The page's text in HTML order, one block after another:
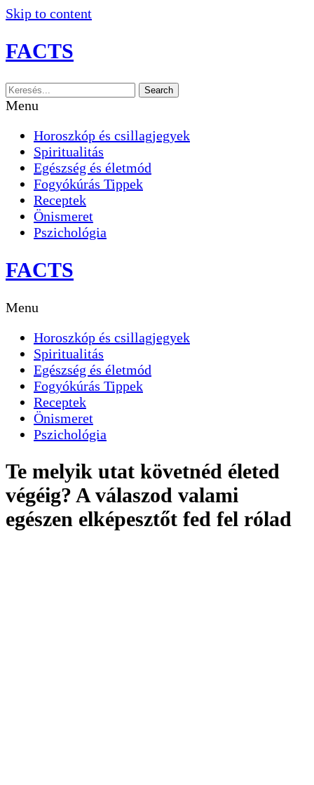
Skip to content
FACTS
Search
Menu
Horoszkóp és csillagjegyek
Spiritualitás
Egészség és életmód
Fogyókúrás Tippek
Receptek
Önismeret
Pszichológia
FACTS
Menu
Horoszkóp és csillagjegyek
Spiritualitás
Egészség és életmód
Fogyókúrás Tippek
Receptek
Önismeret
Pszichológia
Te melyik utat követnéd életed
végéig? A válaszod valami
egészen elképesztőt fed fel rólad